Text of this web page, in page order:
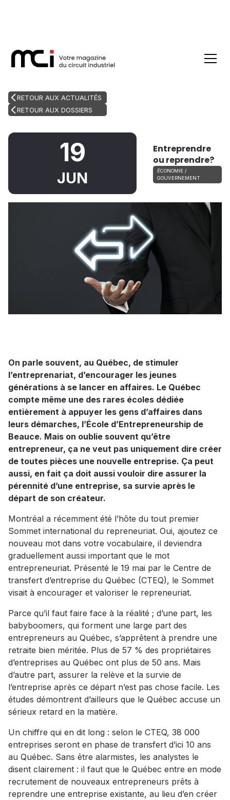
RETOUR AUX ACTUALITÉS
RETOUR AUX DOSSIERS
19
JUN
Entreprendre
ou reprendre?
ÉCONOMIE /
GOUVERNEMENT
On parle souvent, au Québec, de stimuler
l’entreprenariat, d’encourager les jeunes
générations à se lancer en affaires. Le Québec
compte même une des rares écoles dédiée
entièrement à appuyer les gens d’affaires dans
leurs démarches, l’École d’Entrepreneurship de
Beauce. Mais on oublie souvent qu’être
entrepreneur, ça ne veut pas uniquement dire créer
de toutes pièces une nouvelle entreprise. Ça peut
aussi, en fait ça doit aussi vouloir dire assurer la
pérennité d’une entreprise, sa survie après le
départ de son créateur.
Montréal a récemment été l’hôte du tout premier
Sommet international du repreneuriat. Oui, ajoutez ce
nouveau mot dans votre vocabulaire, il deviendra
graduellement aussi important que le mot
entrepreneuriat. Présenté le 19 mai par le Centre de
transfert d’entreprise du Québec (CTEQ), le Sommet
visait à encourager et valoriser le repreneuriat.
Parce qu’il faut faire face à la réalité ; d’une part, les
babyboomers, qui forment une large part des
entrepreneurs au Québec, s’apprêtent à prendre une
retraite bien méritée. Plus de 57 % des propriétaires
d’entreprises au Québec ont plus de 50 ans. Mais
d’autre part, assurer la relève et la survie de
l’entreprise après ce départ n’est pas chose facile. Les
études démontrent d’ailleurs que le Québec accuse un
sérieux retard en la matière.
Un chiffre qui en dit long : selon le CTEQ, 38 000
entreprises seront en phase de transfert d’ici 10 ans
au Québec. Sans être alarmistes, les analystes le
disent clairement : il faut que le Québec entre en mode
recrutement de nouveaux entrepreneurs prêts à
reprendre une entreprise existante, au lieu d’en créer